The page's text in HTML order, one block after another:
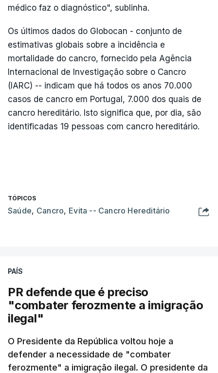
médico faz o diagnóstico", sublinha.
Os últimos dados do Globocan - conjunto de
estimativas globais sobre a incidência e
mortalidade do cancro, fornecido pela Agência
Internacional de Investigação sobre o Cancro
(IARC) -- indicam que há todos os anos 70.000
casos de cancro em Portugal, 7.000 dos quais de
cancro hereditário. Isto significa que, por dia, são
identificadas 19 pessoas com cancro hereditário.
TÓPICOS
Saúde, Cancro, Evita -- Cancro Hereditário
PAÍS
PR defende que é preciso
"combater ferozmente a imigração
ilegal"
O Presidente da República voltou hoje a
defender a necessidade de "combater
ferozmente" a imigração ilegal. O presidente da